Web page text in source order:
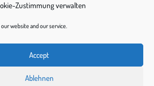
Zustimmung verwalten
website and our service.
Accept
Ablehnen